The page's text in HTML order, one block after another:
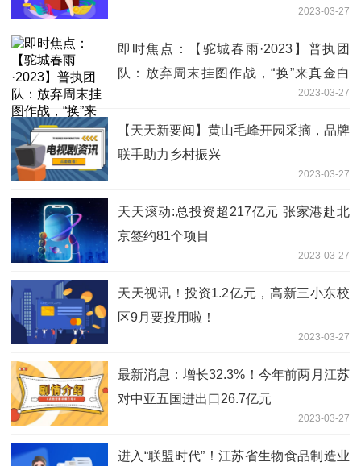
2023-03-27
即时焦点：【驼城春雨·2023】普执团
队：放弃周末挂图作战，“换”来真金白
2023-03-27
【天天新要闻】黄山毛峰开园采摘，品牌
联手助力乡村振兴
2023-03-27
天天滚动:总投资超217亿元 张家港赴北
京签约81个项目
2023-03-27
天天视讯！投资1.2亿元，高新三小东校
区9月要投用啦！
2023-03-27
最新消息：增长32.3%！今年前两月江苏
对中亚五国进出口26.7亿元
2023-03-27
进入“联盟时代”！江苏省生物食品制造业